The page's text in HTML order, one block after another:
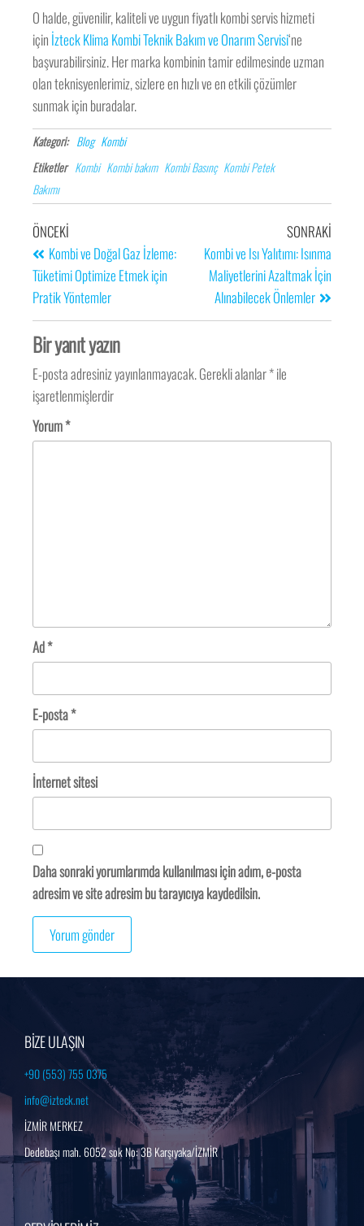
O halde, güvenilir, kaliteli ve uygun fiyatlı kombi servis hizmeti
için İzteck Klima Kombi Teknik Bakım ve Onarım Servisi‘ne
başvurabilirsiniz. Her marka kombinin tamir edilmesinde uzman
olan teknisyenlerimiz, sizlere en hızlı ve en etkili çözümler
sunmak için buradalar.
Kategori: Blog Kombi
Etiketler Kombi Kombi bakım Kombi Basınç Kombi Petek
Bakımı
ÖNCEKI
Kombi ve Doğal Gaz İzleme:
Tüketimi Optimize Etmek için
Pratik Yöntemler
SONRAKI
Kombi ve Isı Yalıtımı: Isınma
Maliyetlerini Azaltmak İçin
Alınabilecek Önlemler
Bir yanıt yazın
E-posta adresiniz yayınlanmayacak.Gerekli alanlar*ile
işaretlenmişlerdir
Yorum*
Ad*
E-posta*
İnternet sitesi
Daha sonraki yorumlarımda kullanılması için adım, e-posta
adresim ve site adresim bu tarayıcıya kaydedilsin.
BİZE ULAŞIN
+90 (553) 755 0375
info@izteck.net
İZMİR MERKEZ
Dedebaşı mah. 6052 sok No: 3B Karşıyaka/İZMİR